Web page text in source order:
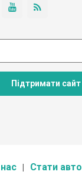
Підтримати сайт
Стати